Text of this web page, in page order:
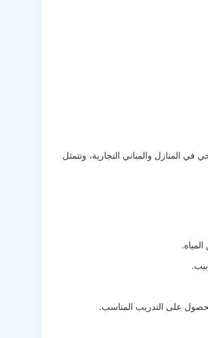
المنازل والمباني التجارية، وتتمثل
على التدريب المناسب.